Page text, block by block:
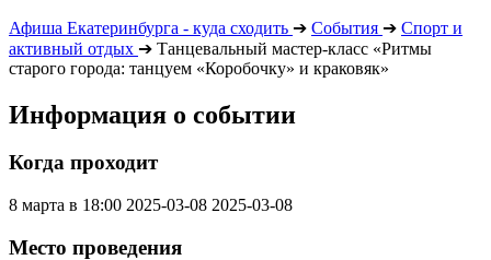
Афиша Екатеринбурга - куда сходить ➔ События ➔ Спорт и
активный отдых ➔ Танцевальный мастер-класс «Ритмы
старого города: танцуем «Коробочку» и краковяк»
Информация о событии
Когда проходит
8 марта в 18:00 2025-03-08 2025-03-08
Место проведения